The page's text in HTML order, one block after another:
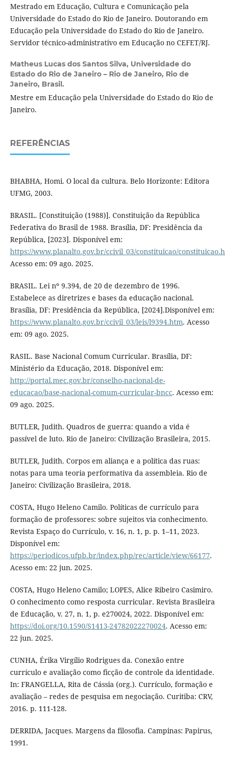
Mestrado em Educação, Cultura e Comunicação pela
Universidade do Estado do Rio de Janeiro. Doutorando em
Educação pela Universidade do Estado do Rio de Janeiro.
Servidor técnico-administrativo em Educação no CEFET/RJ.
Matheus Lucas dos Santos Silva, Universidade do
Estado do Rio de Janeiro – Rio de Janeiro, Rio de
Janeiro, Brasil.
Mestre em Educação pela Universidade do Estado do Rio de
Janeiro.
REFERÊNCIAS
BHABHA, Homi. O local da cultura. Belo Horizonte: Editora
UFMG, 2003.
BRASIL. [Constituição (1988)]. Constituição da República
Federativa do Brasil de 1988. Brasília, DF: Presidência da
República, [2023]. Disponível em:
https://www.planalto.gov.br/ccivil_03/constituicao/
Acesso em: 09 ago. 2025.
BRASIL. Lei nº 9.394, de 20 de dezembro de 1996.
Estabelece as diretrizes e bases da educação nacional.
Brasília, DF: Presidência da República, [2024].Disponível em:
https://www.planalto.gov.br/ccivil_03/leis/l9394.htm. Acesso
em: 09 ago. 2025.
RASIL. Base Nacional Comum Curricular. Brasília, DF:
Ministério da Educação, 2018. Disponível em:
http://portal.mec.gov.br/conselho-nacional-de-
educacao/base-nacional-comum-curricular-bncc. Acesso em:
09 ago. 2025.
BUTLER, Judith. Quadros de guerra: quando a vida é
passível de luto. Rio de Janeiro: Civilização Brasileira, 2015.
BUTLER, Judith. Corpos em aliança e a política das ruas:
notas para uma teoria performativa da assembleia. Rio de
Janeiro: Civilização Brasileira, 2018.
COSTA, Hugo Heleno Camilo. Políticas de currículo para
formação de professores: sobre sujeitos via conhecimento.
Revista Espaço do Currículo, v. 16, n. 1, p. p. 1–11, 2023.
Disponível em:
https://periodicos.ufpb.br/index.php/rec/article/view/66177.
Acesso em: 22 jun. 2025.
COSTA, Hugo Heleno Camilo; LOPES, Alice Ribeiro Casimiro.
O conhecimento como resposta curricular. Revista Brasileira
de Educação, v. 27, n. 1, p. e270024, 2022. Disponível em:
https://doi.org/10.1590/S1413-24782022270024. Acesso em:
22 jun. 2025.
CUNHA, Érika Virgílio Rodrigues da. Conexão entre
currículo e avaliação como ficção de controle da identidade.
In: FRANGELLA, Rita de Cássia (org.). Currículo, formação e
avaliação – redes de pesquisa em negociação. Curitiba: CRV,
2016. p. 111-128.
DERRIDA, Jacques. Margens da filosofia. Campinas: Papirus,
1991.